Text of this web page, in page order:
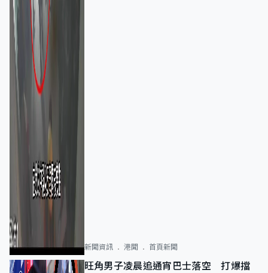
新聞資訊 港聞 首頁新聞
旺角男子凌晨追通宵巴士落空 打爆擋